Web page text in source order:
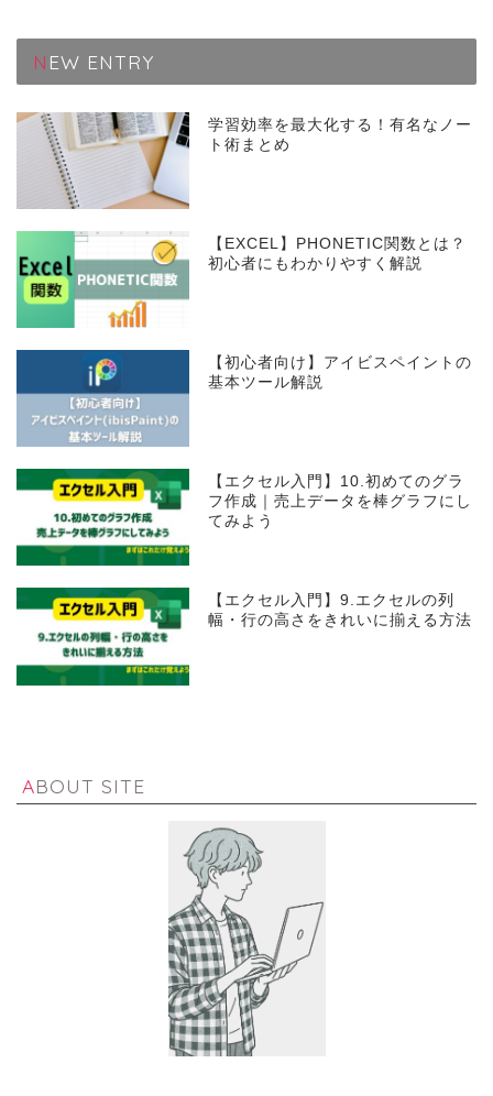
NEW ENTRY
学習効率を最大化する！有名なノー
ト術まとめ
【EXCEL】PHONETIC関数とは？
初心者にもわかりやすく解説
【初心者向け】アイビスペイントの
基本ツール解説
【エクセル入門】10.初めてのグラ
フ作成｜売上データを棒グラフにし
てみよう
【エクセル入門】9.エクセルの列
幅・行の高さをきれいに揃える方法
ABOUT SITE